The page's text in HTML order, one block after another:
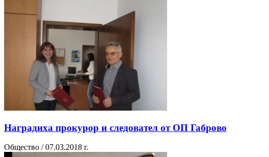
Наградиха прокурор и следовател от ОП Габрово
Общество / 07.03.2018 г.